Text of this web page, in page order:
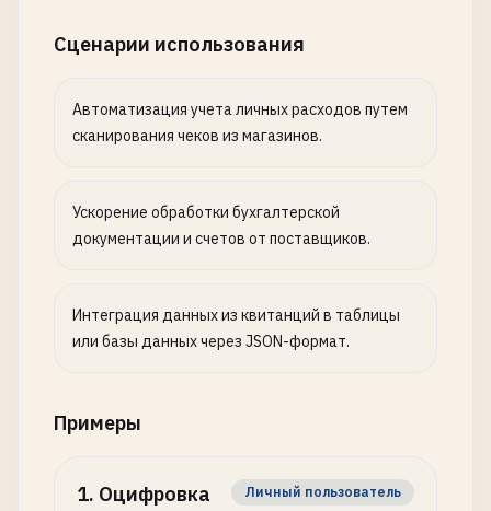
Сценарии использования
Автоматизация учета личных расходов путем
сканирования чеков из магазинов.
Ускорение обработки бухгалтерской
документации и счетов от поставщиков.
Интеграция данных из квитанций в таблицы
или базы данных через JSON-формат.
Примеры
1. Оцифровка
Личный пользователь